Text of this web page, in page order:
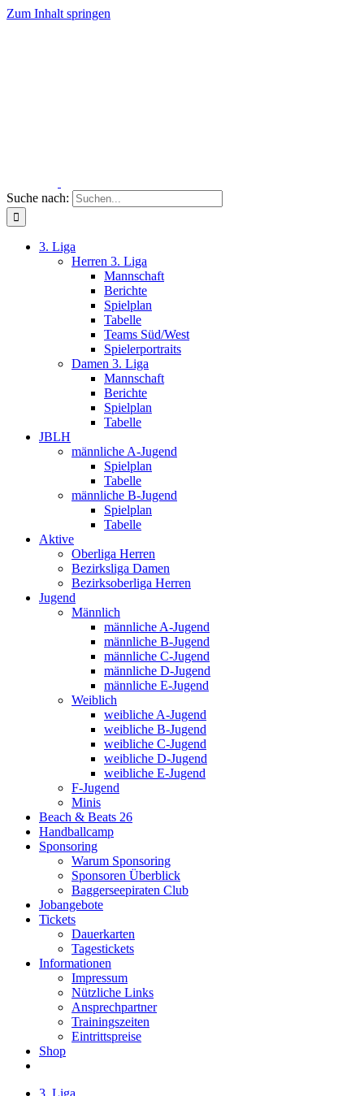
Zum Inhalt springen
Suche nach:
3. Liga
Herren 3. Liga
Mannschaft
Berichte
Spielplan
Tabelle
Teams Süd/West
Spielerportraits
Damen 3. Liga
Mannschaft
Berichte
Spielplan
Tabelle
JBLH
männliche A-Jugend
Spielplan
Tabelle
männliche B-Jugend
Spielplan
Tabelle
Aktive
Oberliga Herren
Bezirksliga Damen
Bezirksoberliga Herren
Jugend
Männlich
männliche A-Jugend
männliche B-Jugend
männliche C-Jugend
männliche D-Jugend
männliche E-Jugend
Weiblich
weibliche A-Jugend
weibliche B-Jugend
weibliche C-Jugend
weibliche D-Jugend
weibliche E-Jugend
F-Jugend
Minis
Beach & Beats 26
Handballcamp
Sponsoring
Warum Sponsoring
Sponsoren Überblick
Baggerseepiraten Club
Jobangebote
Tickets
Dauerkarten
Tagestickets
Informationen
Impressum
Nützliche Links
Ansprechpartner
Trainingszeiten
Eintrittspreise
Shop
3. Liga